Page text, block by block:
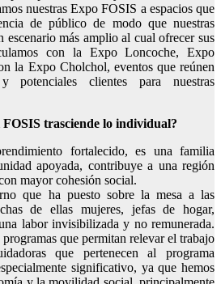
nuestras Expo FOSIS a espacios que
de público de modo que nuestras
escenario más amplio al cual ofrecer sus
con la Expo Loncoche, Expo
la Expo Cholchol, eventos que reúnen
clientes para nuestras
FOSIS trasciende lo individual?
fortalecido, es una familia
apoyada, contribuye a una región
mayor cohesión social.
que ha puesto sobre la mesa a las
de ellas mujeres, jefas de hogar,
labor invisibilizada y no remunerada.
que permitan relevar el trabajo
que pertenecen al programa
significativo, ya que hemos